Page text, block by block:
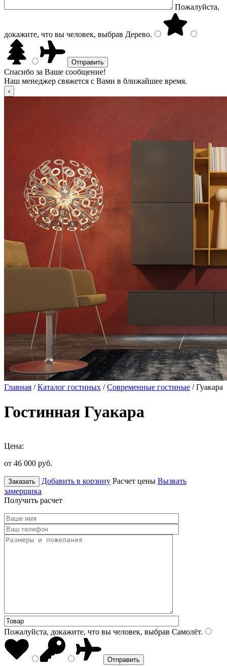
Пожалуйста,
докажите, что вы человек, выбрав Дерево.
Спасибо за Ваше сообщение!
Наш менеджер свяжется с Вами в ближайшее время.
Главная /Каталог гостиных /Современные гостиные / Гуакара
Гостинная Гуакара
Цена:
от 46 000 руб.
Заказать Добавить в корзину Расчет цены Вызвать
замерщика
Получить расчет
Пожалуйста, докажите, что вы человек, выбрав Самолёт.